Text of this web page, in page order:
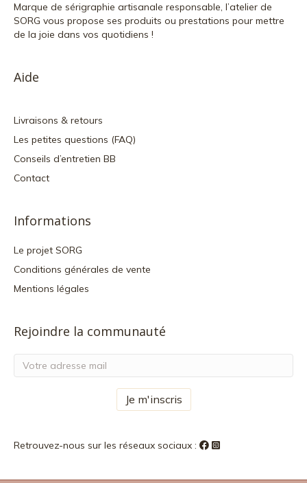
Marque de sérigraphie artisanale responsable, l’atelier de
SORG vous propose ses produits ou prestations pour mettre
de la joie dans vos quotidiens !
Aide
Livraisons & retours
Les petites questions (FAQ)
Conseils d’entretien BB
Contact
Informations
Le projet SORG
Conditions générales de vente
Mentions légales
Rejoindre la communauté
Retrouvez-nous sur les réseaux sociaux :